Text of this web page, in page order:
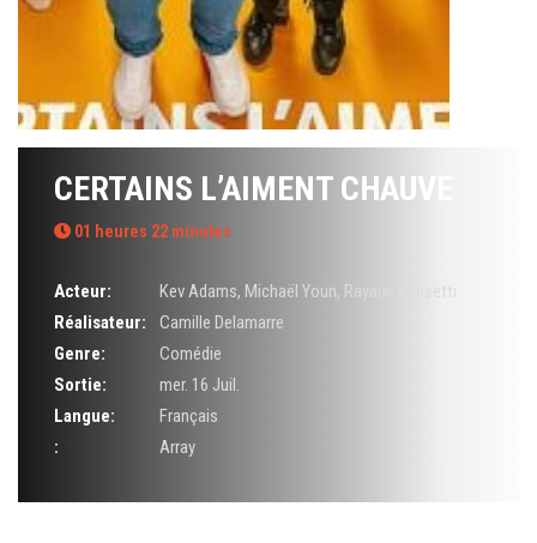
CERTAINS L’AIMENT CHAUVE
01 heures 22 minutes
Acteur: Kev Adams, Michaël Youn, Rayane Bensetti
Réalisateur:
Camille Delamarre
Genre:
Comédie
Sortie:
mer. 16 Juil.
Langue:
Français
:
Array